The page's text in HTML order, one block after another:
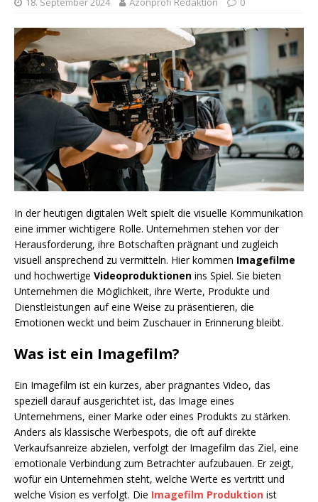
In der heutigen digitalen Welt spielt die visuelle Kommunikation
eine immer wichtigere Rolle. Unternehmen stehen vor der
Herausforderung, ihre Botschaften prägnant und zugleich
visuell ansprechend zu vermitteln. Hier kommen Imagefilme
und hochwertige Videoproduktionen ins Spiel. Sie bieten
Unternehmen die Möglichkeit, ihre Werte, Produkte und
Dienstleistungen auf eine Weise zu präsentieren, die
Emotionen weckt und beim Zuschauer in Erinnerung bleibt.
Was ist ein Imagefilm?
Ein Imagefilm ist ein kurzes, aber prägnantes Video, das
speziell darauf ausgerichtet ist, das Image eines
Unternehmens, einer Marke oder eines Produkts zu stärken.
Anders als klassische Werbespots, die oft auf direkte
Verkaufsanreize abzielen, verfolgt der Imagefilm das Ziel, eine
emotionale Verbindung zum Betrachter aufzubauen. Er zeigt,
wofür ein Unternehmen steht, welche Werte es vertritt und
welche Vision es verfolgt. Die Imagefilm Produktion ist